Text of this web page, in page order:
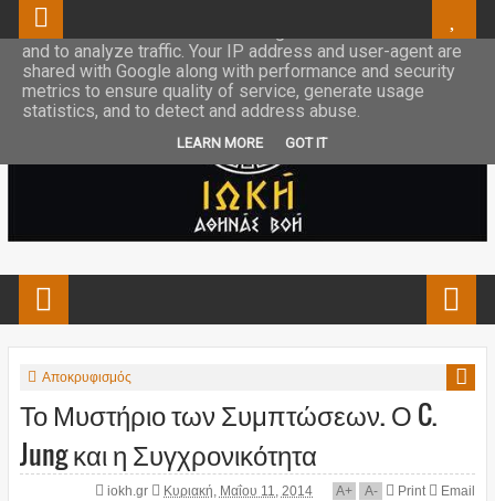
Αποκρυφισμός
Το Μυστήριο των Συμπτώσεων. Ο C.
Jung και η Συγχρονικότητα
iokh.gr Κυριακή, Μαΐου 11, 2014 A+ A- Print Email
This site uses cookies from Google to deliver its services
and to analyze traffic. Your IP address and user-agent are
shared with Google along with performance and security
metrics to ensure quality of service, generate usage
statistics, and to detect and address abuse.
LEARN MORE GOT IT